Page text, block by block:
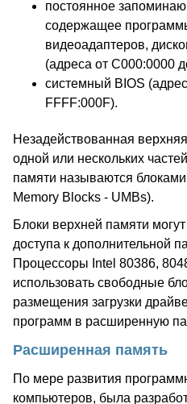
постоянное
содержащее
видеоадаптеров,
(адреса от C000:0000
системный BIOS
FFFF:000F).
Незадействованная
одной или нескольких
памяти называются
Memory Blocks - UMBs).
Блоки верхней памяти
доступа к дополнительной
Процессоры Intel 80386,
использовать свободные
размещения загрузки
программ в расширенную
Расширенная память
По мере развития
компьютеров, была